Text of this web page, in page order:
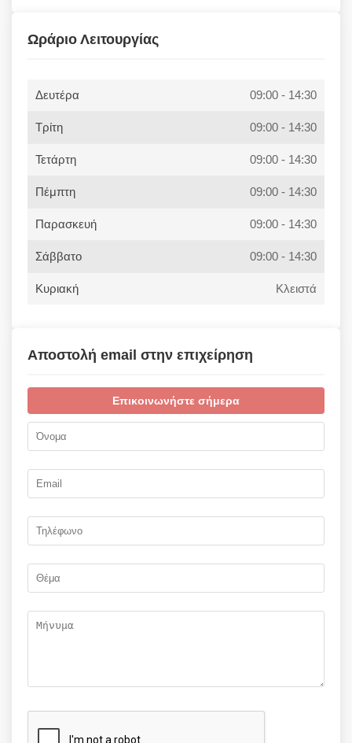
Ωράριο Λειτουργίας
Δευτέρα 09:00 - 14:30
Τρίτη 09:00 - 14:30
Τετάρτη 09:00 - 14:30
Πέμπτη 09:00 - 14:30
Παρασκευή 09:00 - 14:30
Σάββατο 09:00 - 14:30
Κυριακή Κλειστά
Αποστολή email στην επιχείρηση
Επικοινωνήστε σήμερα